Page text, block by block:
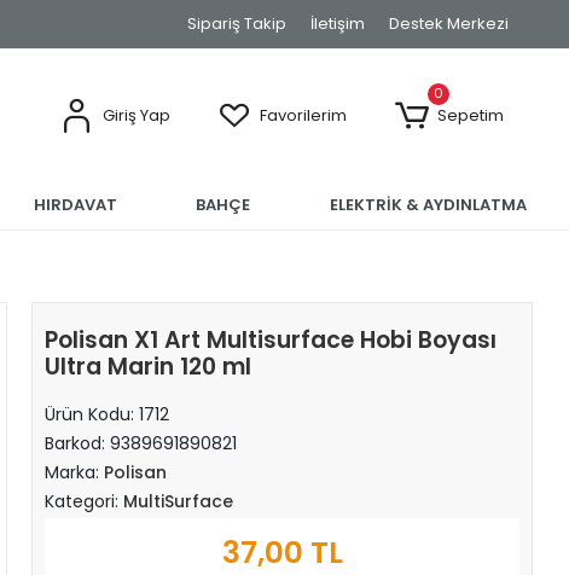
Sipariş Takip İletişim Destek Merkezi
Giriş Yap Favorilerim
0
Sepetim
HIRDAVAT BAHÇE ELEKTRİK & AYDINLATMA
Polisan X1 Art Multisurface Hobi Boyası
Ultra Marin 120 ml
Ürün Kodu:1712
Barkod:9389691890821
Marka: Polisan
Kategori: MultiSurface
37,00 TL